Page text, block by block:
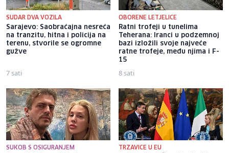
SUDAR DVA VOZILA
Sarajevo: Saobraćajna nesreća
na tranzitu, hitna i policija na
terenu, stvorile se ogromne
gužve
7 sati
OBORENE LETJELICE
Ratni trofeji u tunelima
Teherana: Iranci u podzemnoj
bazi izložili svoje najveće
ratne trofeje, među njima i F-
15
8 sati
SUKOB S OSIGURANJEM TRZAVICE U EU